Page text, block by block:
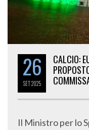
26
SET2025
CALCIO:
Il Ministro per lo